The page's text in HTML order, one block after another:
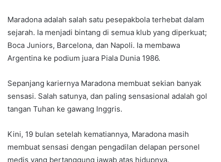
Maradona adalah salah satu pesepakbola terhebat dalam
sejarah. Ia menjadi bintang di semua klub yang diperkuat;
Boca Juniors, Barcelona, dan Napoli. Ia membawa
Argentina ke podium juara Piala Dunia 1986.
Sepanjang kariernya Maradona membuat sekian banyak
sensasi. Salah satunya, dan paling sensasional adalah gol
tangan Tuhan ke gawang Inggris.
Kini, 19 bulan setelah kematiannya, Maradona masih
membuat sensasi dengan pengadilan delapan personel
medis yang bertanggung jawab atas hidupnya.